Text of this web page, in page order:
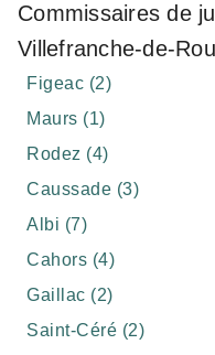
Commissaires de
Villefranche-de-
Figeac (2)
Maurs (1)
Rodez (4)
Caussade (3)
Albi (7)
Cahors (4)
Gaillac (2)
Saint-Céré (2)